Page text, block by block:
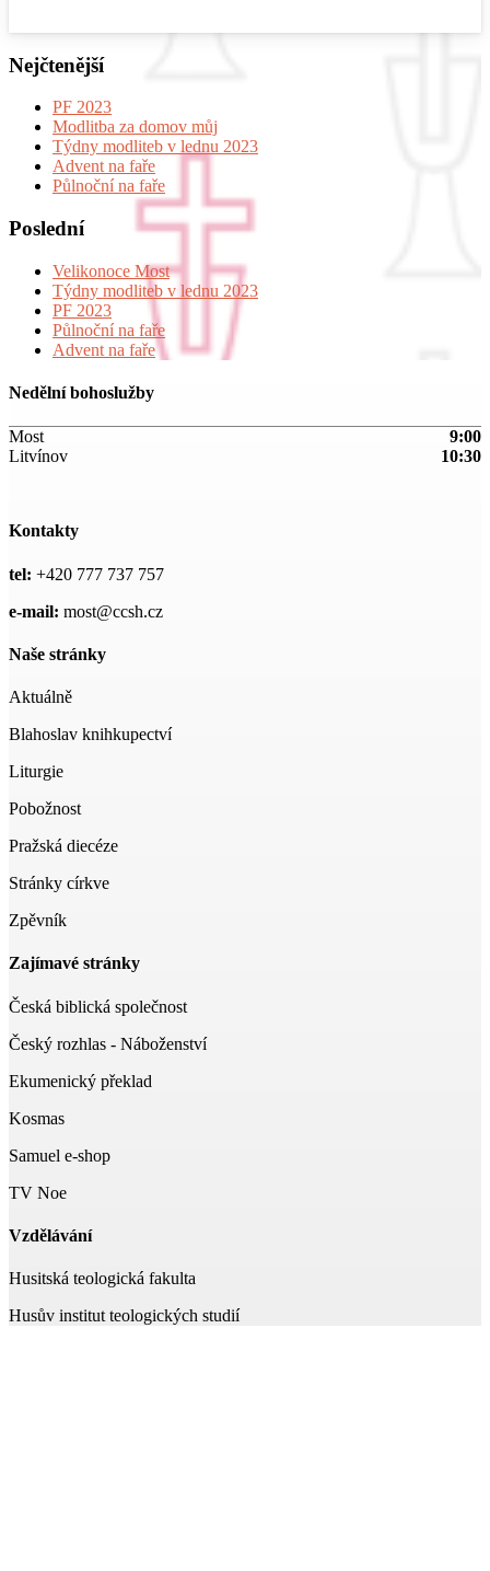
Nejčtenější
PF 2023
Modlitba za domov můj
Týdny modliteb v lednu 2023
Advent na faře
Půlnoční na faře
Poslední
Velikonoce Most
Týdny modliteb v lednu 2023
PF 2023
Půlnoční na faře
Advent na faře
Nedělní bohoslužby
Most
9:00
Litvínov
10:30
Kontakty
tel: +420 777 737 757
e-mail: most@ccsh.cz
Naše stránky
Aktuálně
Blahoslav knihkupectví
Liturgie
Pobožnost
Pražská diecéze
Stránky církve
Zpěvník
Zajímavé stránky
Česká biblická společnost
Český rozhlas - Náboženství
Ekumenický překlad
Kosmas
Samuel e-shop
TV Noe
Vzdělávání
Husitská teologická fakulta
Husův institut teologických studií